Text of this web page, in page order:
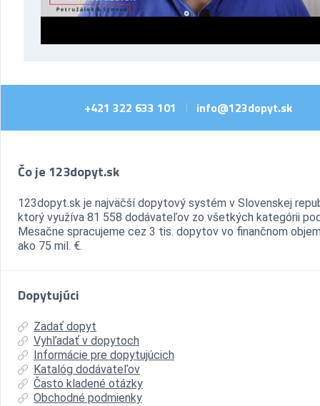
+421 322 633 101 info@123dopyt.sk
Čo je 123dopyt.sk
123dopyt.sk je najväčší dopytový systém v Slovenskej
ktorý využíva 81 558 dodávateľov zo všetkých kategórii
Mesačne spracujeme cez 3 tis. dopytov vo finančnom
ako 75 mil. €.
Dopytujúci
Zadať dopyt
Vyhľadať v dopytoch
Informácie pre dopytujúcich
Katalóg dodávateľov
Často kladené otázky
Obchodné podmienky